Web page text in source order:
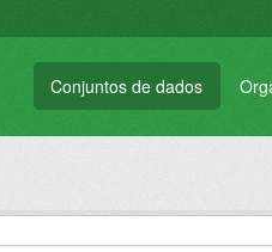
Conjuntos de dados